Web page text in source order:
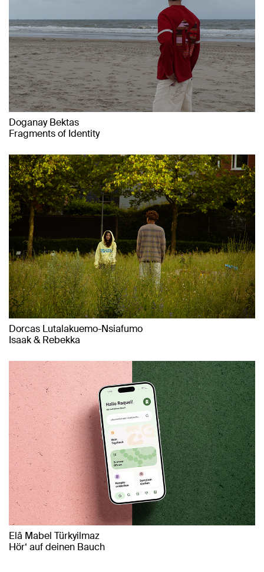
Doganay Bektas
Fragments of Identity
Dorcas Lutalakuemo-Nsiafumo
Isaak & Rebekka
Elâ Mabel Türkyilmaz
Hör‘ auf deinen Bauch